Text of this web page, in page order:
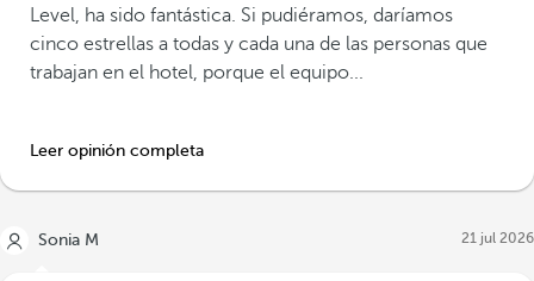
Level, ha sido fantástica. Si pudiéramos, daríamos
cinco estrellas a todas y cada una de las personas que
trabajan en el hotel, porque el equipo...
Leer opinión completa
Sonia M 21 jul 2026